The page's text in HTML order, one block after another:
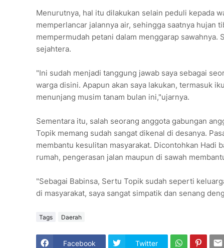
Menurutnya, hal itu dilakukan selain peduli kepada
memperlancar jalannya air, sehingga saatnya hujan
mempermudah petani dalam menggarap
sejahtera.
"Ini sudah menjadi tanggung jawab saya sebagai
warga disini. Apapun akan saya lakukan, termasuk
menunjang musim tanam bulan ini,"ujarnya.
Sementara itu, salah seorang anggota gabungan
Topik memang sudah sangat dikenal di desanya.
membantu kesulitan masyarakat. Dicontohkan Hadi
rumah, pengerasan jalan maupun di sawah
"Sebagai Babinsa, Sertu Topik sudah seperti
di masyarakat, saya sangat simpatik dan senang
Tags Daerah
Facebook Twitter